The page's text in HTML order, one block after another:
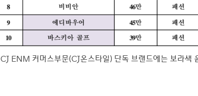
CJ ENM 커머스부문(CJ온스타일) 단독 브랜드에는 보라색